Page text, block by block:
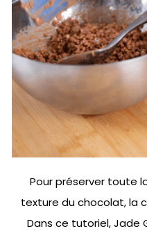
Pour préserver toute
texture du chocolat, la
Dans ce tutoriel, Jade